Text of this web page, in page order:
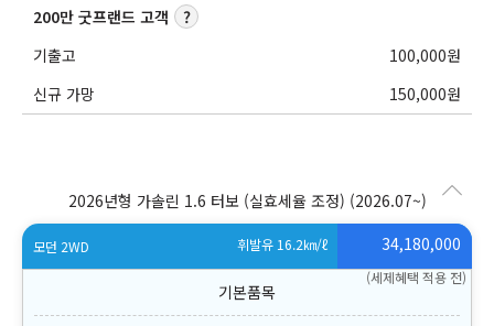
200만 굿프랜드 고객
기출고
100,000원
신규 가망
150,000원
2026년형 가솔린 1.6 터보 (실효세율 조정) (2026.07~)
모던 2WD 휘발유 16.2㎞/ℓ
(세제혜택 적용 전)
34,180,000